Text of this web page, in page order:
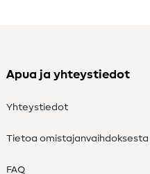
Apua ja yhteystiedot
Yhteystiedot
Tietoa omistajanvaihdoksesta
FAQ